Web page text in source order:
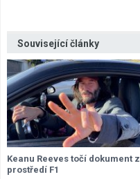
Související články
Keanu Reeves točí dokument z
prostředí F1